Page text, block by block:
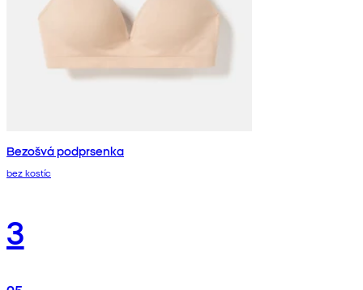
Bezošvá podprsenka
bez kostíc
3